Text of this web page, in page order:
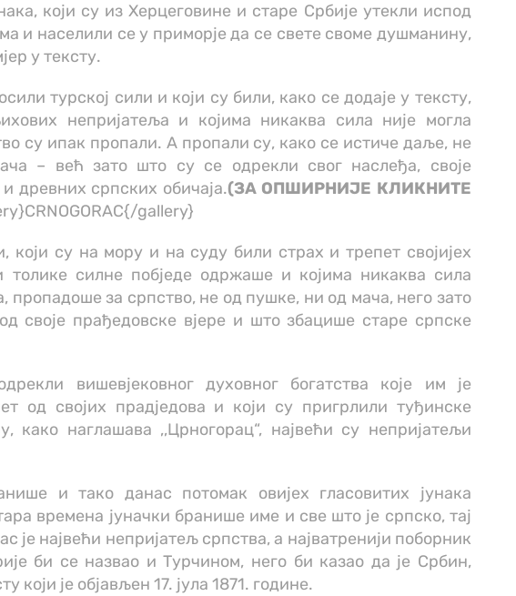
који су из Херцеговине и старе Србије утекли испод
и населили се у приморје да се свете своме душманину,
у тексту.
турској сили и који су били, како се додаје у тексту,
непријатеља и којима никаква сила није могла
су ипак пропали. А пропали су, како се истиче даље, не
– већ зато што су се одрекли свог наслеђа, своје
древних српских обичаја.(ЗА ОПШИРНИЈЕ КЛИКНИТЕ
gallery}
који су на мору и на суду били страх и трепет својијех
толике силне побједе одржаше и којима никаква сила
пропадоше за српство, не од пушке, ни од мача, него зато
своје прађедовске вјере и што збацише старе српске
вишевјековног духовног богатства које им је
од својих прадједова и који су пригрлили туђинске
како наглашава ,,Црногорац“, највећи су непријатељи
и тако данас потомак овијех гласовитих јунака
времена јуначки бранише име и све што је српско, тај
је највећи непријатељ српства, а најватренији поборник
би се назвао и Турчином, него би казао да је Србин,
који је објављен 17. јула 1871. године.